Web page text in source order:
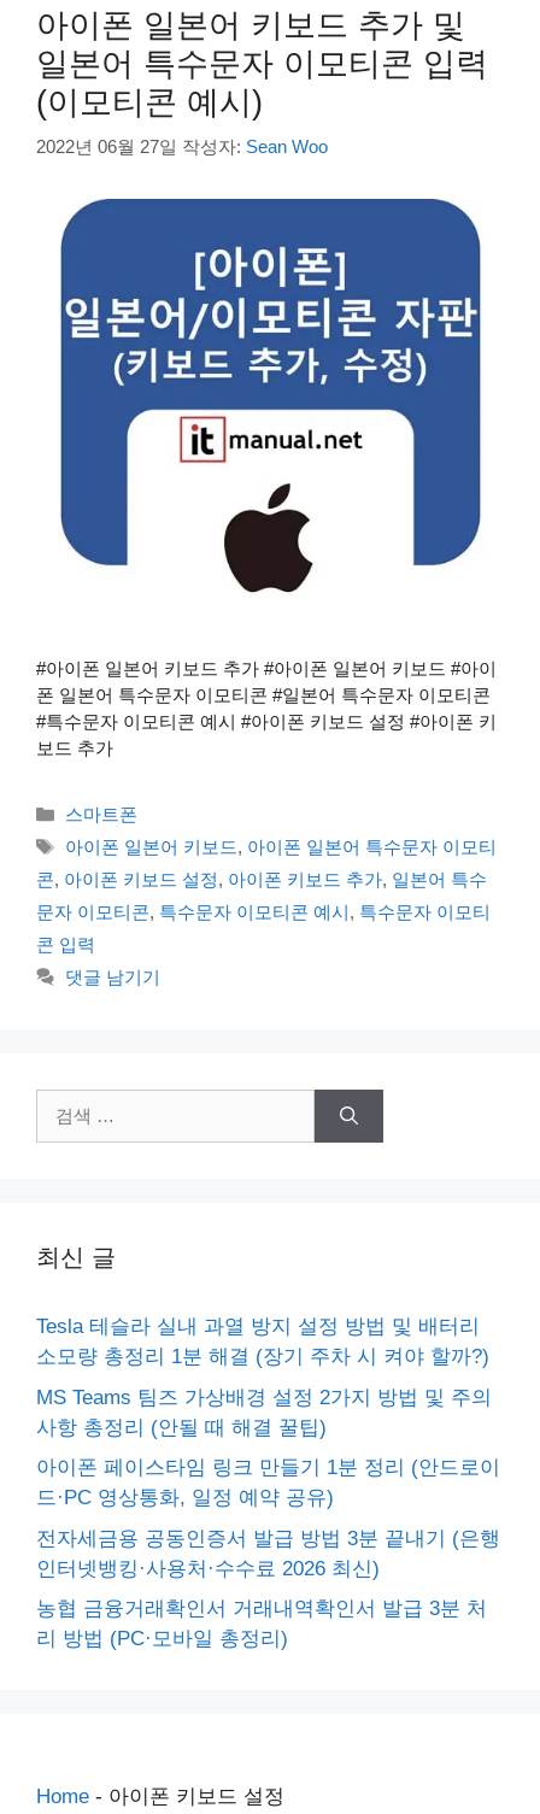
아이폰 일본어 키보드 추가 및
일본어 특수문자 이모티콘 입력
(이모티콘 예시)
2022년 06월 27일 작성자: Sean Woo
#아이폰 일본어 키보드 추가 #아이폰 일본어 키보드 #아이
폰 일본어 특수문자 이모티콘 #일본어 특수문자 이모티콘
#특수문자 이모티콘 예시 #아이폰 키보드 설정 #아이폰 키
보드 추가
카
테
고
리
스마트폰
태
그
아이폰 일본어 키보드, 아이폰 일본어 특수문자 이모티
콘, 아이폰 키보드 설정, 아이폰 키보드 추가, 일본어 특수
문자 이모티콘, 특수문자 이모티콘 예시, 특수문자 이모티
콘 입력
댓글 남기기
색:
최신 글
Tesla 테슬라 실내 과열 방지 설정 방법 및 배터리
소모량 총정리 1분 해결 (장기 주차 시 켜야 할까?)
MS Teams 팀즈 가상배경 설정 2가지 방법 및 주의
사항 총정리 (안될 때 해결 꿀팁)
아이폰 페이스타임 링크 만들기 1분 정리 (안드로이
드·PC 영상통화, 일정 예약 공유)
전자세금용 공동인증서 발급 방법 3분 끝내기 (은행
인터넷뱅킹·사용처·수수료 2026 최신)
농협 금융거래확인서 거래내역확인서 발급 3분 처
리 방법 (PC·모바일 총정리)
Home - 아이폰 키보드 설정